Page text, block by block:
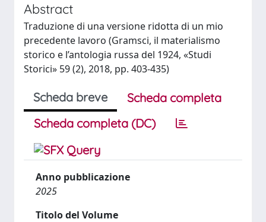
Abstract
Traduzione di una versione ridotta di un mio
precedente lavoro (Gramsci, il materialismo
storico e l’antologia russa del 1924, «Studi
Storici» 59 (2), 2018, pp. 403-435)
Scheda breve
Scheda completa
Scheda completa (DC)
Anno pubblicazione
2025
Titolo del Volume